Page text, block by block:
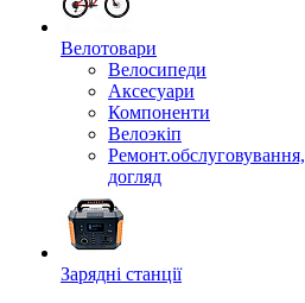
Велотовари
Велосипеди
Аксесуари
Компоненти
Велоэкіп
Ремонт.обслуговування,
догляд
Зарядні станції